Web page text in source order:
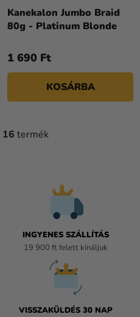
Kanekalon Jumbo Braid
80g - Platinum Blonde
1 690 Ft
KOSÁRBA
L
16 termék
INGYENES SZÁLLÍTÁS
19 900 ft felett kínáljuk
VISSZAKÜLDÉS 30 NAP